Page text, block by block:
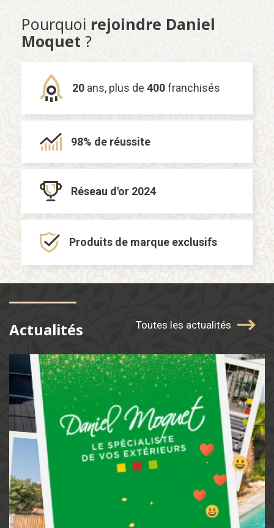
Pourquoi rejoindre Daniel
Moquet ?
20 ans, plus de 400franchisés
98% de réussite
Réseau d'or 2024
Produits de marque exclusifs
Actualités Toutes les actualités